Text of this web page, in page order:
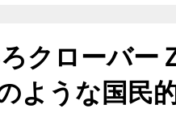
クローバー
ような国民